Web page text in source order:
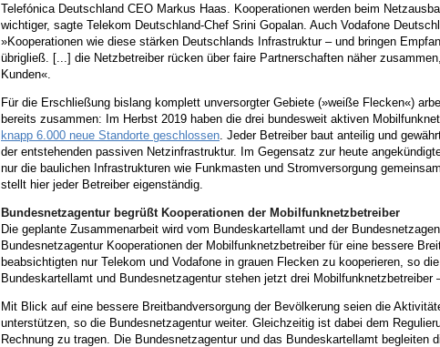
Telefónica Deutschland CEO Markus Haas. Kooperationen werden beim
wichtiger, sagte Telekom Deutschland-Chef Srini Gopalan. Auch Vodafone
»Kooperationen wie diese stärken Deutschlands Infrastruktur – und bringen
übrigließ. [...] die Netzbetreiber rücken über faire Partnerschaften näher
Kunden«.
Für die Erschließung bislang komplett unversorgter Gebiete (»weiße Flecken«)
bereits zusammen: Im Herbst 2019 haben die drei bundesweit aktiven
knapp 6.000 neue Standorte geschlossen . Jeder Betreiber baut anteilig und
der entstehenden passiven Netzinfrastruktur. Im Gegensatz zur heute
nur die baulichen Infrastrukturen wie Funkmasten und Stromversorgung
stellt hier jeder Betreiber eigenständig.
Bundesnetzagentur begrüßt Kooperationen der Mobilfunknetzbetreiber
Die geplante Zusammenarbeit wird vom Bundeskartellamt und der
Bundesnetzagentur Kooperationen der Mobilfunknetzbetreiber für eine bessere
beabsichtigten nur Telekom und Vodafone in grauen Flecken zu kooperieren, so
Bundeskartellamt und Bundesnetzagentur stehen jetzt drei Mobilfunknetzbetreiber
Mit Blick auf eine bessere Breitbandversorgung der Bevölkerung seien die
unterstützen, so die Bundesnetzagentur weiter. Gleichzeitig ist dabei dem
Rechnung zu tragen. Die Bundesnetzagentur und das Bundeskartellamt begleiten